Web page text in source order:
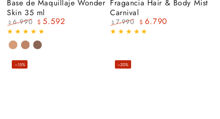
Base de Maquillaje Wonder
Skin 35 ml
Precio
regular
$ 6.990
Precio
de
venta
$ 5.592
NaturalGolden
Beige
Dark
Fragancia Hair & Body Mist
Carnival
Precio
$ 7.990
Precio
$ 6.790
–15% –20%